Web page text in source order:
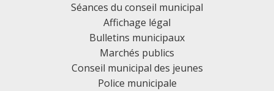
Séances du conseil municipal
Affichage légal
Bulletins municipaux
Marchés publics
Conseil municipal des jeunes
Police municipale